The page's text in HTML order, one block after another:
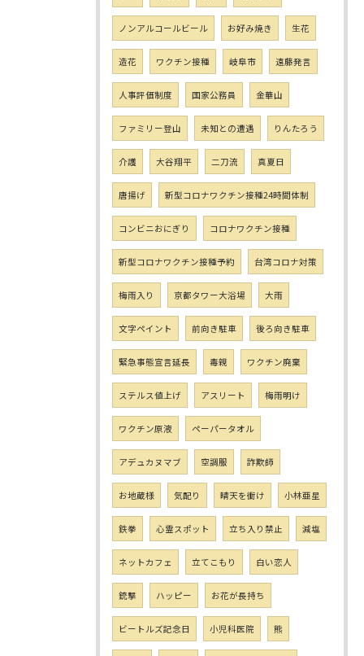
ノンアルコールビール お好み焼き 生花
造花 ワクチン接種 岐阜市 遠藤発言
人事評価制度 国家公務員 金華山
ファミリー登山 未知との遭遇 りんたろう
介護 大谷翔平 二刀流 真夏日
唐揚げ 新型コロナワクチン接種24時間体制
コンビニおにぎり コロナワクチン接種
新型コロナワクチン接種予約 台湾コロナ対策
梅雨入り 京都タワー大浴場 大雨
文字ペイント 前向き駐車 後ろ向き駐車
緊急事態宣言延長 毒親 ワクチン廃棄
ステルス値上げ アスリート 梅雨明け
ワクチン原液 ペーパータオル
アデュカヌマブ 空調服 詐欺師
お地蔵様 気配り 晴天を衝け 小林亜星
鉄拳 心霊スポット 立ち入り禁止 減塩
ネットカフェ 立てこもり 白い恋人
銃撃 ハッピー お花が長持ち
ビートルズ記念日 小児科医院 熊